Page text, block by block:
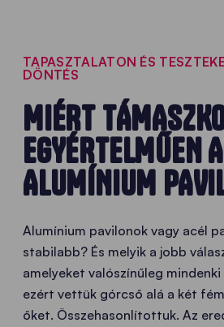
TAPASZTALATON ÉS
DÖNTÉS
MIÉRT
EGYÉRTELMŰEN
ALUMÍNIUM
Alumínium pavilonok vagy acél
stabilabb? És melyik a jobb
amelyeket valószínűleg
ezért vettük górcső alá a két
őket. Összehasonlítottuk. Az